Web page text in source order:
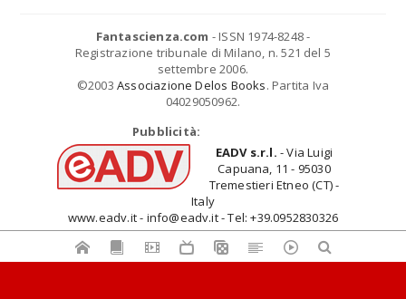
Fantascienza.com - ISSN 1974-8248 -
Registrazione tribunale di Milano, n. 521 del 5
settembre 2006.
©2003 Associazione Delos Books. Partita Iva
04029050962.
Pubblicità:
EADV s.r.l. - Via Luigi
Capuana, 11 - 95030
Tremestieri Etneo (CT) -
Italy
www.eadv.it - info@eadv.it - Tel: +39.0952830326